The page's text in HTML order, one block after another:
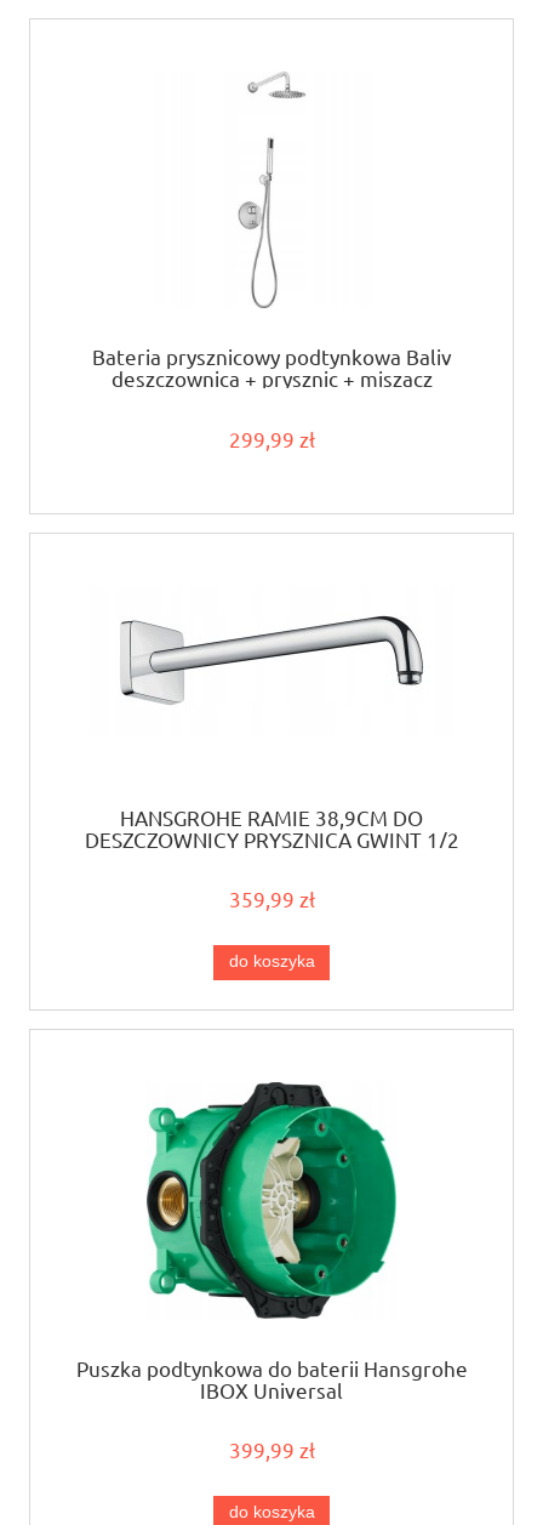
Bateria prysznicowy podtynkowa Baliv
deszczownica + prysznic + miszacz
299,99 zł
HANSGROHE RAMIE 38,9CM DO
DESZCZOWNICY PRYSZNICA GWINT 1/2
359,99 zł
do koszyka
Puszka podtynkowa do baterii Hansgrohe
IBOX Universal
399,99 zł
do koszyka